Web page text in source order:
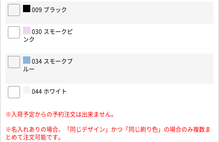
009 ブラック
030 スモークピ
ンク
034 スモークブ
ルー
044 ホワイト
※入荷予定からの予約注文は出来ません。
※名入れありの場合、「同じデザイン」かつ「同じ刷り色」の場合のみ複数ま
とめて注文可能です。
お買い物を続ける